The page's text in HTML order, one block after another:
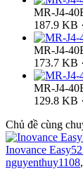
MR-J4-
187.9 KB
MR-J4-
173.7 KB
MR-J4-
129.8 KB
Chủ đề cùng
Inovance
nguyenthuy1108,